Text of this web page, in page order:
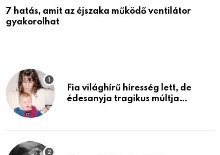
7 hatás, amit az éjszaka működő ventilátor
gyakorolhat
Fia világhírű híresség lett, de
édesanyja tragikus múltja